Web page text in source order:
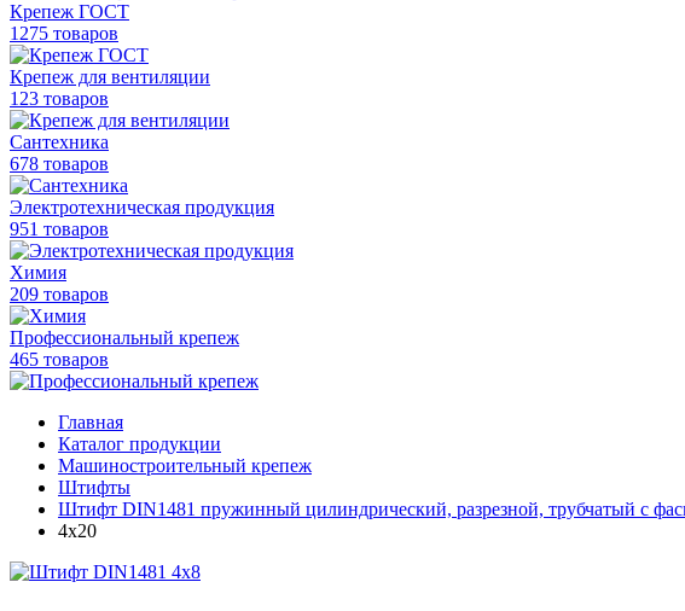
Крепеж ГОСТ
1275 товаров
Крепеж для вентиляции
123 товаров
Сантехника
678 товаров
Электротехническая продукция
951 товаров
Химия
209 товаров
Профессиональный крепеж
465 товаров
Главная
Каталог продукции
Машиностроительный крепеж
Штифты
Штифт DIN1481 пружинный цилиндрический, разрезной, трубчатый с
4х20